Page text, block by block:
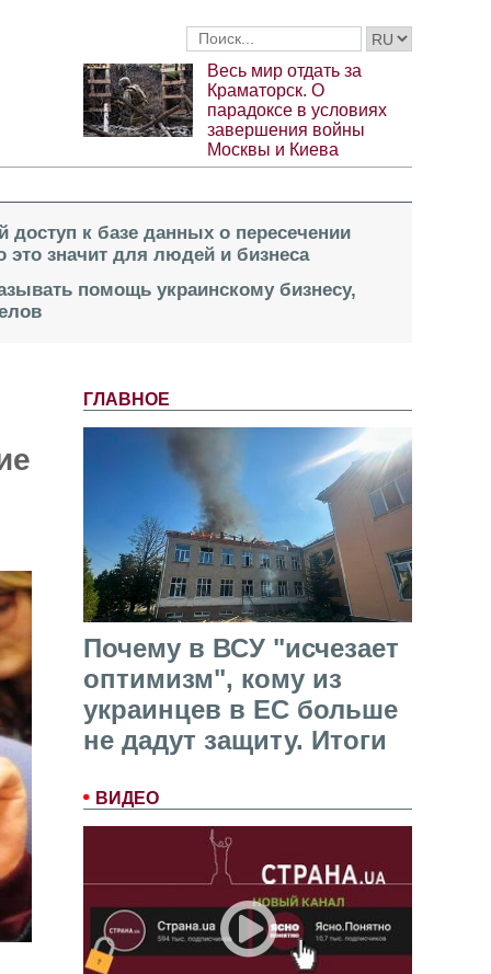
Весь мир отдать за
Краматорск. О
парадоксе в условиях
завершения войны
Москвы и Киева
доступ к базе данных о пересечении
это значит для людей и бизнеса
помощь украинскому бизнесу,
ГЛАВНОЕ
Почему в ВСУ "исчезает
оптимизм", кому из
украинцев в ЕС больше
не дадут защиту. Итоги
ВИДЕО